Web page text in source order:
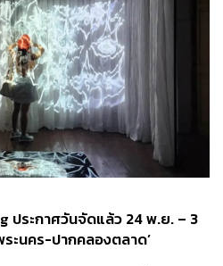
ประกาศวันจัดแล้ว 24 พ.ย. – 3
ะนคร-ปากคลองตลาด’